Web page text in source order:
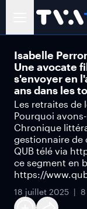
Isabelle
Une avocate
s'envoyer en
ans dans les
Les retraites de
Pourquoi
Chronique
gestionnaire de
QUB télé via
ce segment en
https://
18 juillet 2025